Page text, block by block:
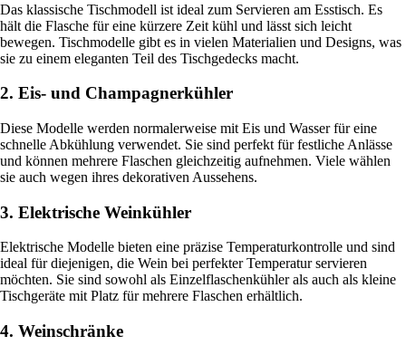
Das klassische Tischmodell ist ideal zum Servieren am Esstisch. Es
hält die Flasche für eine kürzere Zeit kühl und lässt sich leicht
bewegen. Tischmodelle gibt es in vielen Materialien und Designs, was
sie zu einem eleganten Teil des Tischgedecks macht.
2. Eis- und Champagnerkühler
Diese Modelle werden normalerweise mit Eis und Wasser für eine
schnelle Abkühlung verwendet. Sie sind perfekt für festliche Anlässe
und können mehrere Flaschen gleichzeitig aufnehmen. Viele wählen
sie auch wegen ihres dekorativen Aussehens.
3. Elektrische Weinkühler
Elektrische Modelle bieten eine präzise Temperaturkontrolle und sind
ideal für diejenigen, die Wein bei perfekter Temperatur servieren
möchten. Sie sind sowohl als Einzelflaschenkühler als auch als kleine
Tischgeräte mit Platz für mehrere Flaschen erhältlich.
4. Weinschränke